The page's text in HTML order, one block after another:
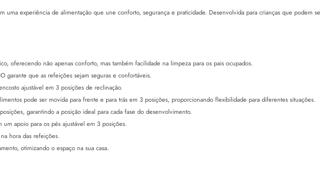
experiência de alimentação que une conforto, segurança e praticidade. Desenvolvida para crianças que podem se
oferecendo não apenas conforto, mas também facilidade na limpeza para os pais ocupados.
garante que as refeições sejam seguras e confortáveis.
ajustável em 3 posições de reclinação.
pode ser movida para frente e para trás em 3 posições, proporcionando flexibilidade para diferentes situações.
garantindo a posição ideal para cada fase do desenvolvimento.
apoio para os pés ajustável em 3 posições.
hora das refeições.
otimizando o espaço na sua casa.